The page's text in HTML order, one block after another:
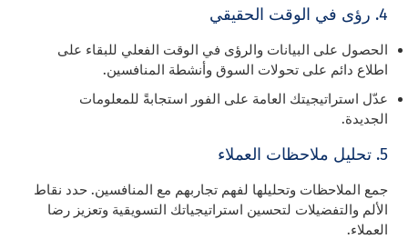
4. رؤى في الوقت الحقيقي
الحصول على البيانات والرؤى في الوقت الفعلي للبقاء على
اطلاع دائم على تحولات السوق وأنشطة المنافسين.
عدّل استراتيجيتك العامة على الفور استجابةً للمعلومات
الجديدة.
5. تحليل ملاحظات العملاء
جمع الملاحظات وتحليلها لفهم تجاربهم مع المنافسين. حدد نقاط
الألم والتفضيلات لتحسين استراتيجياتك التسويقية وتعزيز رضا
العملاء.